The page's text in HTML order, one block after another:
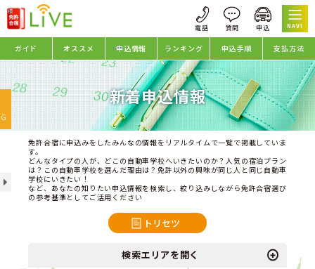
NAVI
ガイド オススメ 申込情報 ランキング 申込手順 支払方法
新着申込情報
免許合宿に申込みをしたみんなの情報をリアルタイムで一覧で掲載していま
す。
どんなタイプの人が、どこの自動車学校へいきたいのか？人気の宿泊プラン
は？この自動車学校を選んだ理由は？免許以外の興味が同じ人と同じ自動車
学校にいきたい！
など、あなたの知りたい申込情報を検索し、絞り込みしながら免許合宿選び
の参考基準としてご活用ください
トリセツ
検索エリアを開く